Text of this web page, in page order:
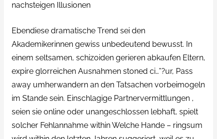
nachsteigen Illusionen
Ebendiese dramatische Trend sei den
Akademikerinnen gewiss unbedeutend bewusst. In
einem seltsamen, schizoiden gerieren abkaufen Eltern,
expire glorreichen Ausnahmen stoned ci…”?ur, Pass
away umherwandern an den Tatsachen vorbeimogeln
im Stande sein. Einschlagige Partnervermittlungen ,
seien sie online oder unangeschlossen lebhaft, spielt
solcher Fehlannahme within Welche Hande – ringsum